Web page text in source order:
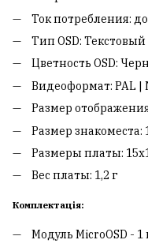
Ток потребления:
Тип OSD:
Цветность OSD:
Видеоформат: PAL |
Размер
Размер знакоместа:
Размеры платы:
Вес платы: 1,2 г
Комплектація:
Модуль MicroOSD - 1